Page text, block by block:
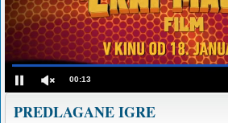
00:13
PREDLAGANE IGRE